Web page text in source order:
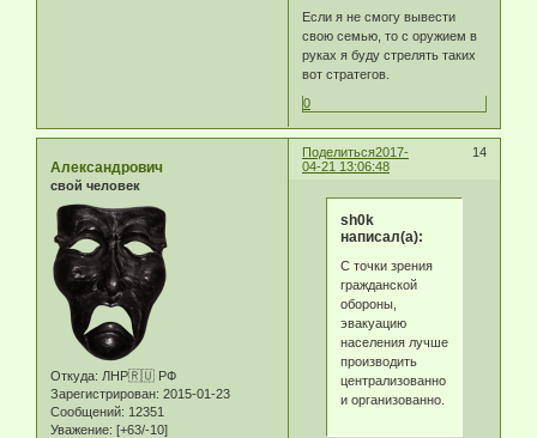
Если я не смогу вывести
свою семью, то с оружием в
руках я буду стрелять таких
вот стратегов.
0
Поделиться 14
2017-
04-21 13:06:48
Александрович
свой человек
Откуда: ЛНР🇷🇺 РФ
Зарегистрирован: 2015-01-23
Сообщений: 12351
Уважение: [+63/-10]
sh0k
написал(а):
С точки зрения
гражданской
обороны,
эвакуацию
населения лучше
производить
централизованно
и организованно.